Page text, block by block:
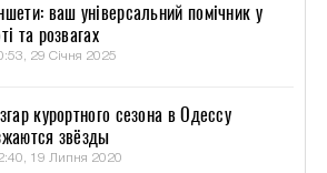
ваш універсальний помічник у
та розвагах
29 Січня 2025
курортного сезона в Одессу
звёзды
19 Липня 2020